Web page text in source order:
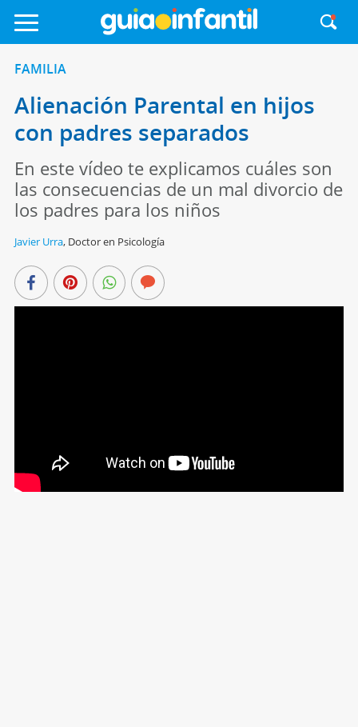
FAMILIA
Alienación Parental en hijos
con padres separados
En este vídeo te explicamos cuáles son
las consecuencias de un mal divorcio de
los padres para los niños
Javier Urra, Doctor en Psicología